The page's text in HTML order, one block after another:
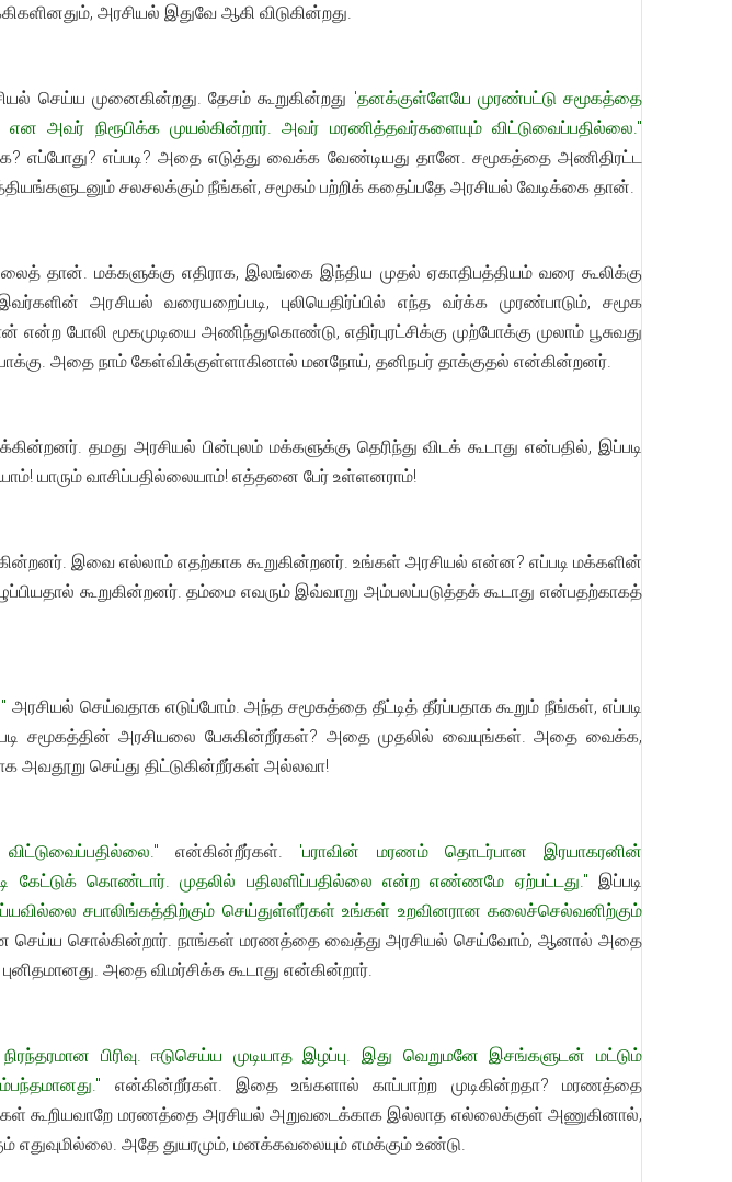
அரசியல் இதுவே ஆகி விடுகின்றது.
செய்ய முனைகின்றது. தேசம் கூறுகின்றது 'தனக்குள்ளேயே முரண்பட்டு சமூகத்தை
என அவர் நிரூபிக்க முயல்கின்றார். அவர் மரணித்தவர்களையும் விட்டுவைப்பதில்லை."
எப்போது? எப்படி? அதை எடுத்து வைக்க வேண்டியது தானே. சமூகத்தை அணிதிரட்ட
சலசலக்கும் நீங்கள், சமூகம் பற்றிக் கதைப்பதே அரசியல் வேடிக்கை தான்.
தான். மக்களுக்கு எதிராக, இலங்கை இந்திய முதல் ஏகாதிபத்தியம் வரை கூலிக்கு
அரசியல் வரையறைப்படி, புலியெதிர்ப்பில் எந்த வர்க்க முரண்பாடும், சமூக
போலி மூகமுடியை அணிந்துகொண்டு, எதிர்புரட்சிக்கு முற்போக்கு முலாம் பூசுவது
அதை நாம் கேள்விக்குள்ளாகினால் மனநோய், தனிநபர் தாக்குதல் என்கின்றனர்.
தமது அரசியல் பின்புலம் மக்களுக்கு தெரிந்து விடக் கூடாது என்பதில், இப்படி
யாரும் வாசிப்பதில்லையாம்! எத்தனை பேர் உள்ளனராம்!
இவை எல்லாம் எதற்காக கூறுகின்றனர். உங்கள் அரசியல் என்ன? எப்படி மக்களின்
கூறுகின்றனர். தம்மை எவரும் இவ்வாறு அம்பலப்படுத்தக் கூடாது என்பதற்காகத்
அரசியல் செய்வதாக எடுப்போம். அந்த சமூகத்தை தீட்டித் தீர்ப்பதாக கூறும் நீங்கள், எப்படி
சமூகத்தின் அரசியலை பேசுகின்றீர்கள்? அதை முதலில் வையுங்கள். அதை வைக்க,
அவதூறு செய்து திட்டுகின்றீர்கள் அல்லவா!
என்கின்றீர்கள். 'பராவின் மரணம் தொடர்பான இரயாகரனின்
கேட்டுக் கொண்டார். முதலில் பதிலளிப்பதில்லை என்ற எண்ணமே ஏற்பட்டது." இப்படி
சபாலிங்கத்திற்கும் செய்துள்ளீர்கள் உங்கள் உறவினரான கலைச்செல்வனிற்கும்
செய்ய சொல்கின்றார். நாங்கள் மரணத்தை வைத்து அரசியல் செய்வோம், ஆனால் அதை
அதை விமர்சிக்க கூடாது என்கின்றார்.
பிரிவு. ஈடுசெய்ய முடியாத இழப்பு. இது வெறுமனே இசங்களுடன் மட்டும்
என்கின்றீர்கள். இதை உங்களால் காப்பாற்ற முடிகின்றதா? மரணத்தை
நீங்கள் கூறியவாறே மரணத்தை அரசியல் அறுவடைக்காக இல்லாத எல்லைக்குள் அணுகினால்,
அதே துயரமும், மனக்கவலையும் எமக்கும் உண்டு.